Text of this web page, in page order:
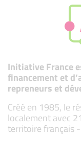
Initiative France
financement et
repreneurs et
Créé en 1985, le
localement avec
territoire français